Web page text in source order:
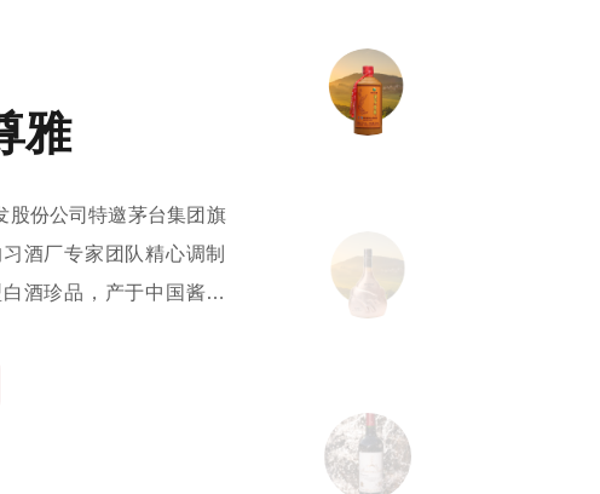
雅
股份公司特邀茅台集团旗
酒厂专家团队精心调制
酒珍品，产于中国酱香
承“纯粮固态发酵”的传统
年发布以来，已获得